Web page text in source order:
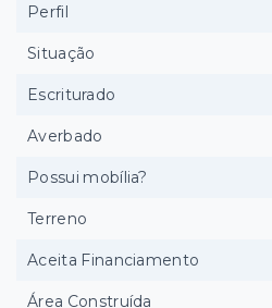
Perfil
Situação
Escriturado
Averbado
Possui mobília?
Terreno
Aceita Financiamento
Área Construída